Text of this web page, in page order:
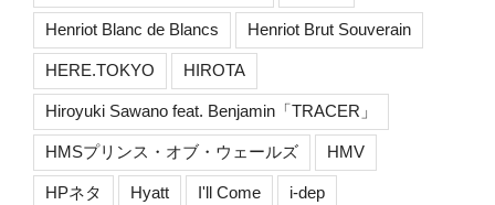
Henriot Blanc de Blancs Henriot Brut Souverain
HERE.TOKYO HIROTA
Hiroyuki Sawano feat. Benjamin「TRACER」
HMSプリンス・オブ・ウェールズ HMV
HPネタ Hyatt I'll Come i-dep